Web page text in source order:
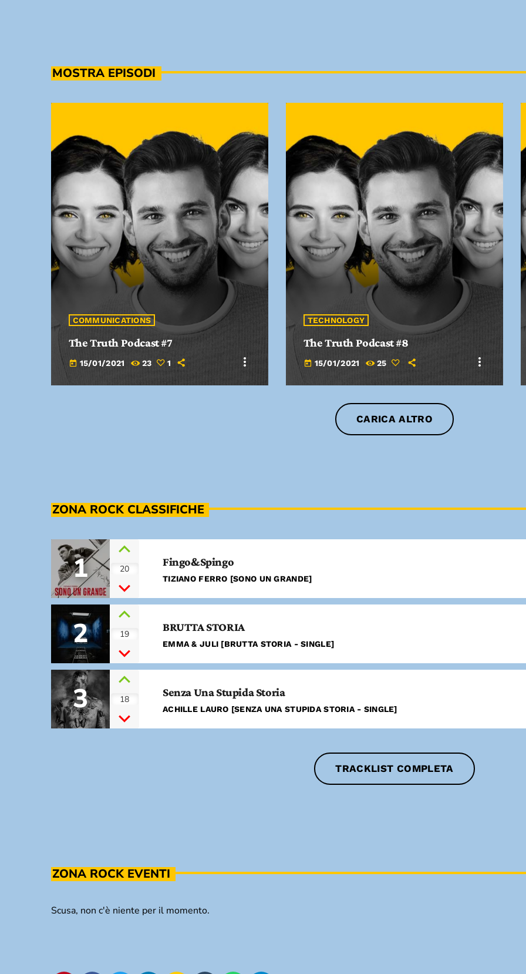
MOSTRA EPISODI
fast_forward 00:00:00 Starting here - Intro
fast_forward 00:00:10 We ask the optinion to our listeners - The
interview
00:00:20
COMMUNICATIONS
The Truth Podcast #7
today 15/01/2021 23 1 more_vert
fast_forward 00:00:00 Starting here - Intro
fast_forward 00:00:10 We ask the optinion to our listeners - The
interview
00:00:20 Gofred Johnes - Song One
TECHNOLOGY
The Truth Podcast #8
today 15/01/2021 25 more_vert
CARICA ALTRO
ZONA ROCK CLASSIFICHE
1 20
Fingo&Spingo
TIZIANO FERRO [SONO UN GRANDE]
2 19
BRUTTA STORIA
EMMA & JULI [BRUTTA STORIA - SINGLE]
3 18
Senza Una Stupida Storia
ACHILLE LAURO [SENZA UNA STUPIDA STORIA - SINGLE]
TRACKLIST COMPLETA
ZONA ROCK EVENTI
Scusa, non c'è niente per il momento.